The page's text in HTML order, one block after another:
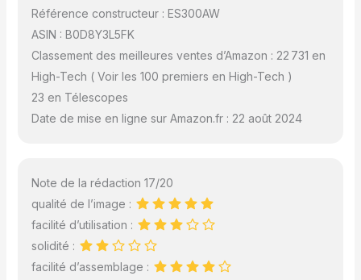
Référence constructeur : ES300AW
ASIN : B0D8Y3L5FK
Classement des meilleures ventes d’Amazon : 22 731 en
High-Tech ( Voir les 100 premiers en High-Tech )
23 en Télescopes
Date de mise en ligne sur Amazon.fr : 22 août 2024
Note de la rédaction 17/20
qualité de l’image :
facilité d’utilisation :
solidité :
facilité d’assemblage :